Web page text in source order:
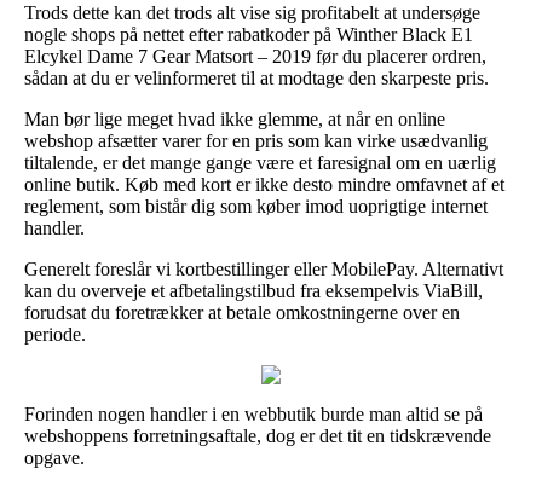
Trods dette kan det trods alt vise sig profitabelt at undersøge
nogle shops på nettet efter rabatkoder på Winther Black E1
Elcykel Dame 7 Gear Matsort – 2019 før du placerer ordren,
sådan at du er velinformeret til at modtage den skarpeste pris.
Man bør lige meget hvad ikke glemme, at når en online
webshop afsætter varer for en pris som kan virke usædvanlig
tiltalende, er det mange gange være et faresignal om en uærlig
online butik. Køb med kort er ikke desto mindre omfavnet af et
reglement, som bistår dig som køber imod uoprigtige internet
handler.
Generelt foreslår vi kortbestillinger eller MobilePay. Alternativt
kan du overveje et afbetalingstilbud fra eksempelvis ViaBill,
forudsat du foretrækker at betale omkostningerne over en
periode.
Forinden nogen handler i en webbutik burde man altid se på
webshoppens forretningsaftale, dog er det tit en tidskrævende
opgave.